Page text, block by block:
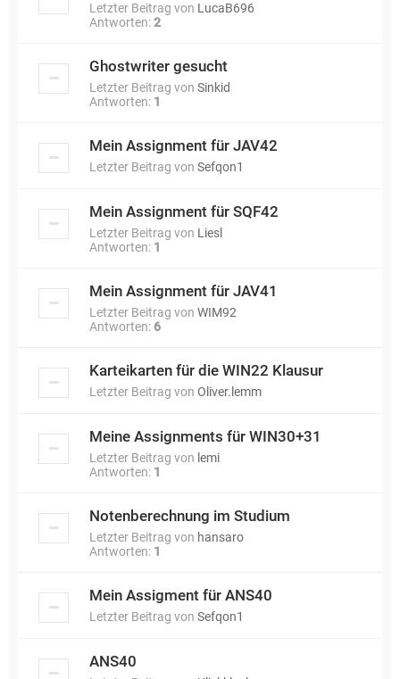
Letzter Beitrag von LucaB696
Antworten:2
Ghostwriter gesucht
Letzter Beitrag von Sinkid
Antworten: 1
Mein Assignment für JAV42
Letzter Beitrag von Sefqon1
Mein Assignment für SQF42
Letzter Beitrag von Liesl
Antworten: 1
Mein Assignment für JAV41
Letzter Beitrag von WIM92
Antworten: 6
Karteikarten für die WIN22 Klausur
Letzter Beitrag von Oliver.lemm
Meine Assignments für WIN30+31
Letzter Beitrag von lemi
Antworten: 1
Notenberechnung im Studium
Letzter Beitrag von hansaro
Antworten: 1
Mein Assigment für ANS40
Letzter Beitrag von Sefqon1
ANS40